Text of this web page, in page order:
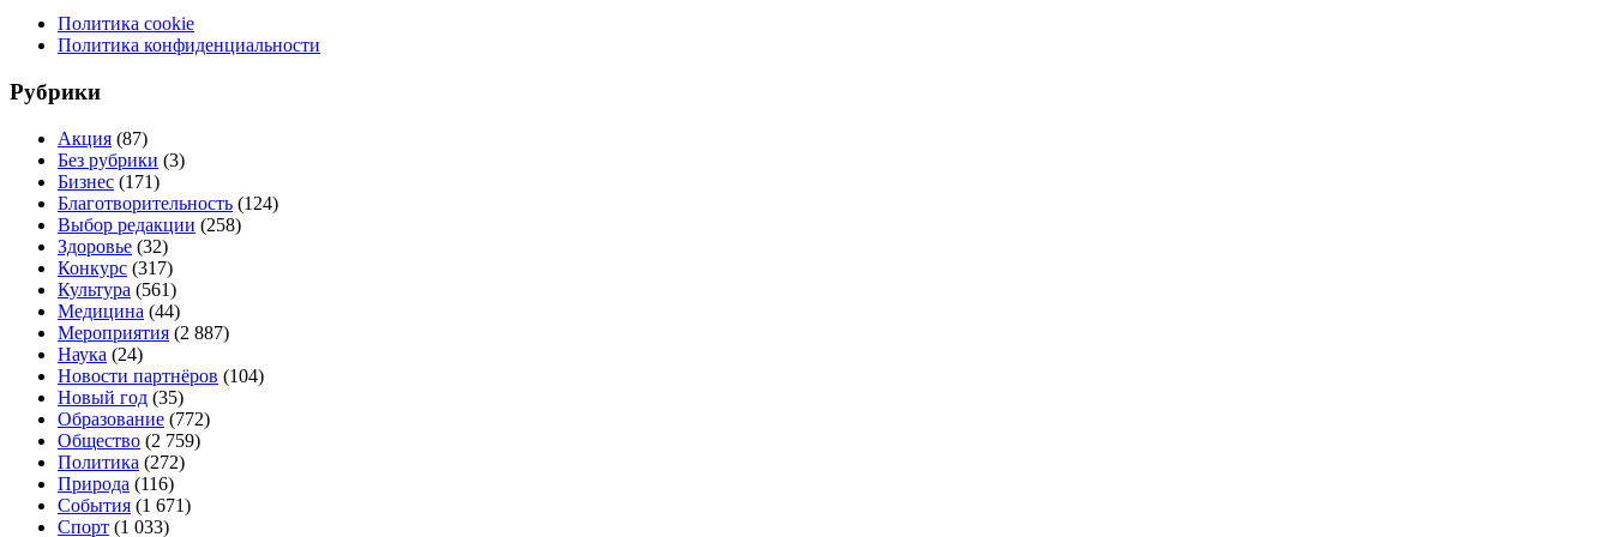
Политика cookie
Политика конфиденциальности
Рубрики
Акция (87)
Без рубрики (3)
Бизнес (171)
Благотворительность (124)
Выбор редакции (258)
Здоровье (32)
Конкурс (317)
Культура (561)
Медицина (44)
Мероприятия (2 887)
Наука (24)
Новости партнёров (104)
Новый год (35)
Образование (772)
Общество (2 759)
Политика (272)
Природа (116)
События (1 671)
Спорт (1 033)